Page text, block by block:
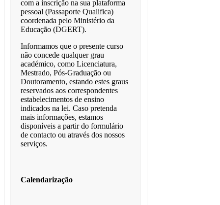
com a inscrição na sua plataforma
pessoal (Passaporte Qualifica)
coordenada pelo Ministério da
Educação (DGERT).
Informamos que o presente curso
não concede qualquer grau
académico, como Licenciatura,
Mestrado, Pós-Graduação ou
Doutoramento, estando estes graus
reservados aos correspondentes
estabelecimentos de ensino
indicados na lei. Caso pretenda
mais informações, estamos
disponíveis a partir do formulário
de contacto ou através dos nossos
serviços.
Calendarização